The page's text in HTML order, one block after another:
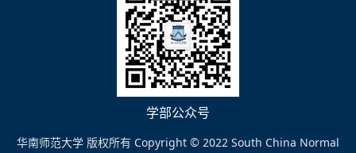
学部公众号
华南师范大学 版权所有 Copyright © 2022 South China Normal